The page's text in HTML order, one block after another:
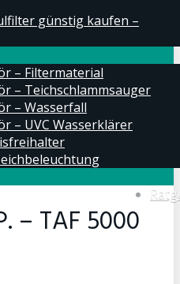
günstig kaufen –
– Filtermaterial
– Teichschlammsauger
– Wasserfall
– UVC Wasserklärer
– TAF 5000